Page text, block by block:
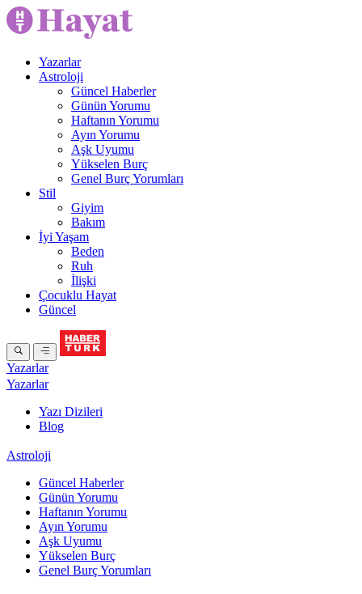
Yazarlar
Astroloji
Güncel Haberler
Günün Yorumu
Haftanın Yorumu
Ayın Yorumu
Aşk Uyumu
Yükselen Burç
Genel Burç Yorumları
Stil
Giyim
Bakım
İyi Yaşam
Beden
Ruh
İlişki
Çocuklu Hayat
Güncel
Yazarlar
Yazarlar
Yazı Dizileri
Blog
Astroloji
Güncel Haberler
Günün Yorumu
Haftanın Yorumu
Ayın Yorumu
Aşk Uyumu
Yükselen Burç
Genel Burç Yorumları